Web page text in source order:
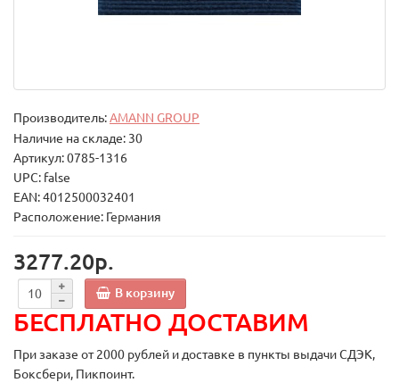
Производитель:AMANN GROUP
Наличие на складе: 30
Артикул: 0785-1316
UPC: false
EAN: 4012500032401
Расположение: Германия
3277.20р.
В корзину
БЕСПЛАТНО ДОСТАВИМ
При заказе от 2000 рублей и доставке в пункты выдачи СДЭК,
Боксбери, Пикпоинт.